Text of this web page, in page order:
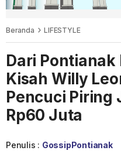
Beranda LIFESTYLE
Dari
Kisah Willy
Pencuci Piring
Rp60 Juta
Penulis : GossipPontianak